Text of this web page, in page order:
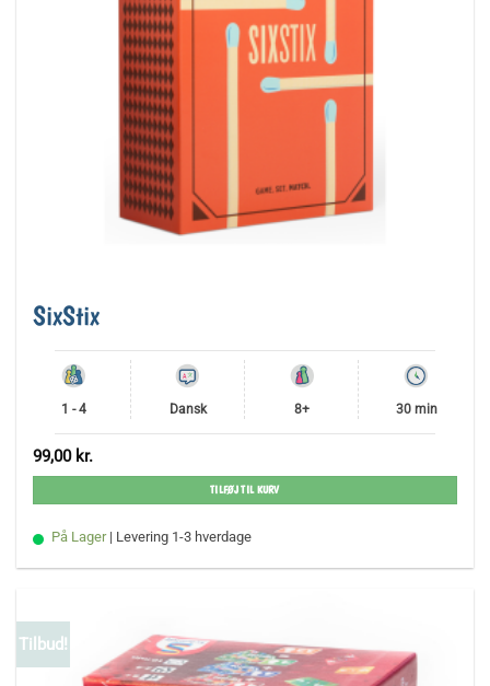
SixStix
1 - 4 Dansk 8+ 30 min
99,00 kr.
TILFØJ TIL KURV
På Lager | Levering 1-3 hverdage
Tilbud!